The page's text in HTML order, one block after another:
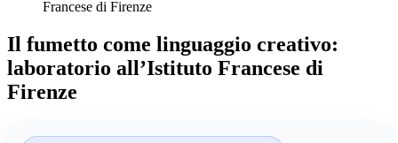
Francese di Firenze
Il fumetto come linguaggio creativo:
laboratorio all’Istituto Francese di
Firenze